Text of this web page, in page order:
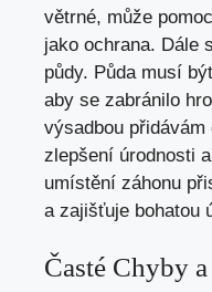
větrné, může
jako ochrana. Dále
půdy. Půda musí
aby se zabránilo
výsadbou
zlepšení úrodnosti
umístění záhonu
a zajišťuje bohatou
Časté Chyby